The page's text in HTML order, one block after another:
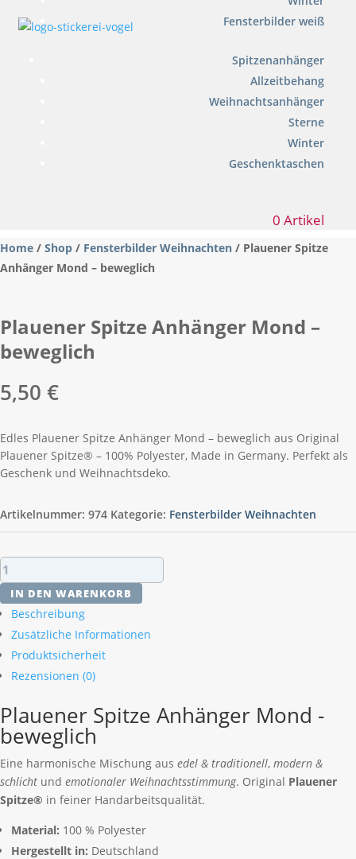
Fensterbilder weiß
Spitzenanhänger
Allzeitbehang
Weihnachtsanhänger
Sterne
Winter
Geschenktaschen
0 Artikel
Home / Shop / Fensterbilder Weihnachten / Plauener Spitze
Anhänger Mond – beweglich
Plauener Spitze Anhänger Mond –
beweglich
5,50 €
Edles Plauener Spitze Anhänger Mond – beweglich aus Original
Plauener Spitze® – 100% Polyester, Made in Germany. Perfekt als
Geschenk und Weihnachtsdeko.
Artikelnummer: 974 Kategorie: Fensterbilder Weihnachten
Plauener
Spitze
Anhänger
Mond
-
beweglich
Menge
IN DEN WARENKORB
Beschreibung
Zusätzliche Informationen
Produktsicherheit
Rezensionen (0)
Plauener Spitze Anhänger Mond -
beweglich
Eine harmonische Mischung aus edel & traditionell, modern &
schlicht und emotionaler Weihnachtsstimmung. Original Plauener
Spitze® in feiner Handarbeitsqualität.
Material: 100 % Polyester
Hergestellt in: Deutschland